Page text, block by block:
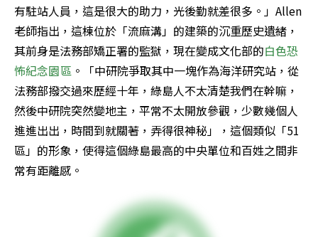
有駐站人員，這是很大的助力，光後勤就差很多。」Allen
老師指出，這棟位於「流麻溝」的建築的沉重歷史遺緒，
其前身是法務部矯正署的監獄，現在變成文化部的白色恐
怖紀念園區 。「中研院爭取其中一塊作為海洋研究站，從
法務部撥交過來歷經十年，綠島人不太清楚我們在幹嘛，
然後中研院突然變地主，平常不太開放參觀，少數幾個人
進進出出，時間到就關著，弄得很神秘」，這個類似「51
區」的形象，使得這個綠島最高的中央單位和百姓之間非
常有距離感。